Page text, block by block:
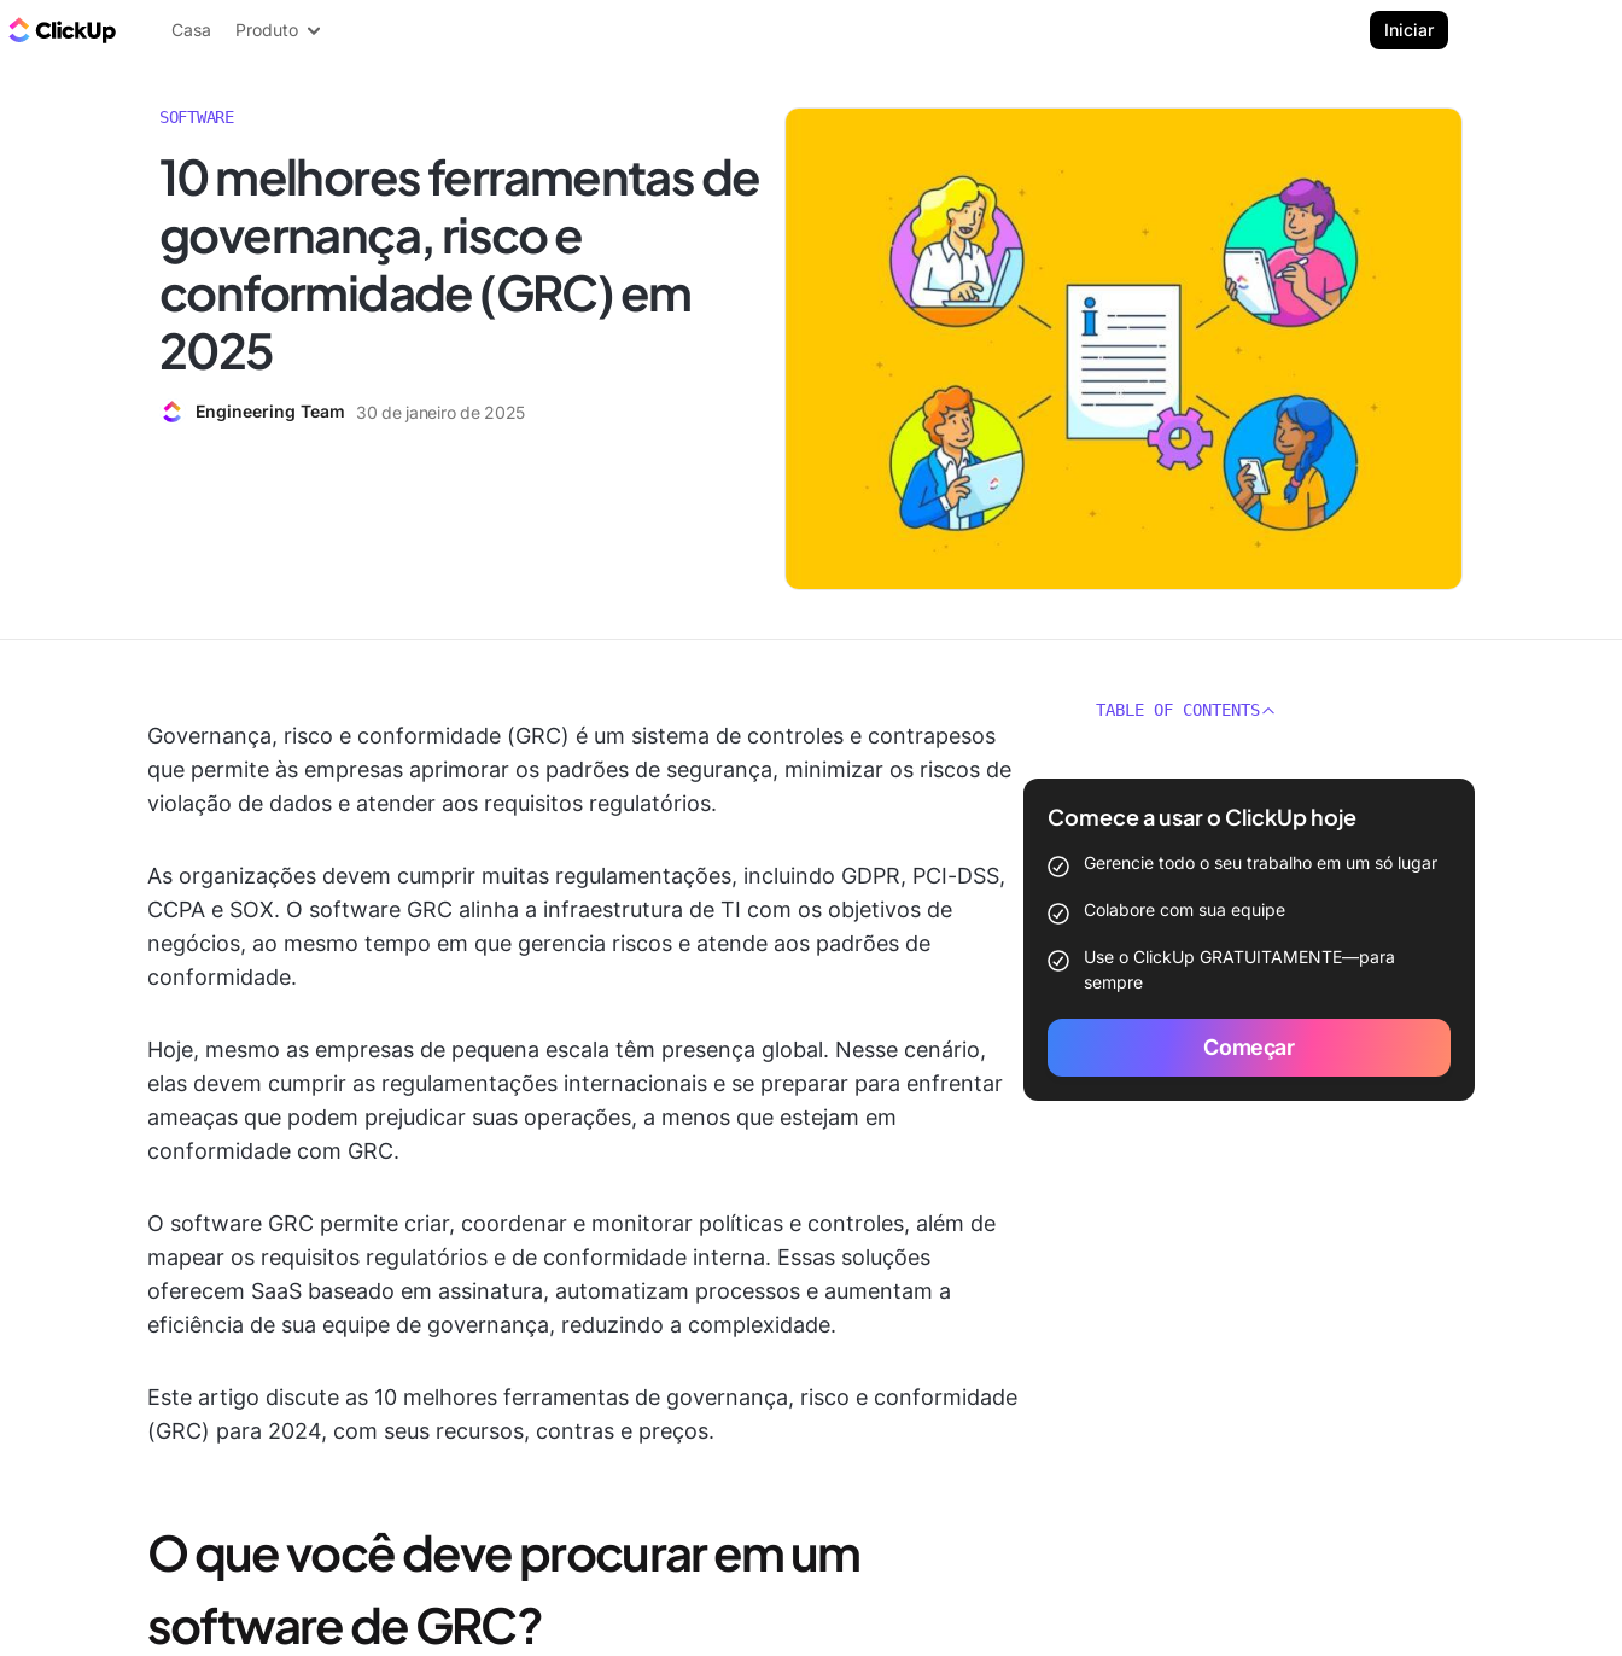
ClickUp Blogue
Casa Produto Iniciar
SOFTWARE
10 melhores ferramentas de
governança, risco e
conformidade (GRC) em
2025
Engineering Team 30 de janeiro de 2025
Governança, risco e conformidade (GRC) é um sistema de controles e contrapesos
que permite às empresas aprimorar os padrões de segurança, minimizar os riscos de
violação de dados e atender aos requisitos regulatórios.
As organizações devem cumprir muitas regulamentações, incluindo GDPR, PCI-DSS,
CCPA e SOX. O software GRC alinha a infraestrutura de TI com os objetivos de
negócios, ao mesmo tempo em que gerencia riscos e atende aos padrões de
conformidade.
Hoje, mesmo as empresas de pequena escala têm presença global. Nesse cenário,
elas devem cumprir as regulamentações internacionais e se preparar para enfrentar
ameaças que podem prejudicar suas operações, a menos que estejam em
conformidade com GRC.
O software GRC permite criar, coordenar e monitorar políticas e controles, além de
mapear os requisitos regulatórios e de conformidade interna. Essas soluções
oferecem SaaS baseado em assinatura, automatizam processos e aumentam a
eficiência de sua equipe de governança, reduzindo a complexidade.
Este artigo discute as 10 melhores ferramentas de governança, risco e conformidade
(GRC) para 2024, com seus recursos, contras e preços.
O que você deve procurar em um
software de GRC?
TABLE OF CONTENTS
Comece a usar o ClickUp hoje
Gerencie todo o seu trabalho em um só lugar
Colabore com sua equipe
Use o ClickUp GRATUITAMENTE—para
sempre
Começar